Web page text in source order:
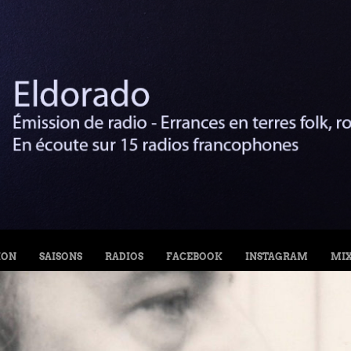
SAISONS RADIOS FACEBOOK INSTAGRAM